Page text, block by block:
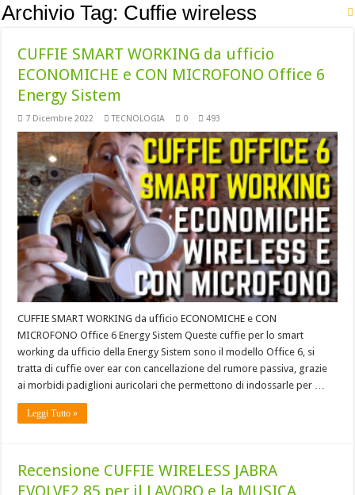
Archivio Tag: Cuffie wireless
CUFFIE SMART WORKING da ufficio
ECONOMICHE e CON MICROFONO Office 6
Energy Sistem
7 Dicembre 2022 TECNOLOGIA 0 493
CUFFIE SMART WORKING da ufficio ECONOMICHE e CON
MICROFONO Office 6 Energy Sistem Queste cuffie per lo smart
working da ufficio della Energy Sistem sono il modello Office 6, si
tratta di cuffie over ear con cancellazione del rumore passiva, grazie
ai morbidi padiglioni auricolari che permettono di indossarle per …
Leggi Tutto »
Recensione CUFFIE WIRELESS JABRA
EVOLVE2 85 per il LAVORO e la MUSICA